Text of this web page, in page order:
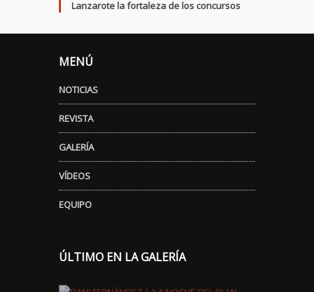
Lanzarote la fortaleza de los concursos
MENÚ
NOTICIAS
REVISTA
GALERÍA
VÍDEOS
EQUIPO
ÚLTIMO EN LA GALERÍA